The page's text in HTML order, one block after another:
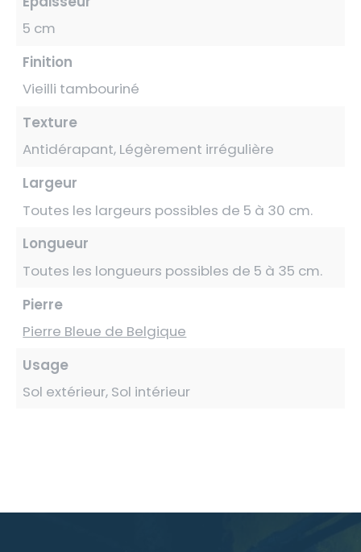
5 cm
Finition
Vieilli tambouriné
Texture
Antidérapant, Légèrement irrégulière
Largeur
Toutes les largeurs possibles de 5 à 30 cm.
Longueur
Toutes les longueurs possibles de 5 à 35 cm.
Pierre
Pierre Bleue de Belgique
Usage
Sol extérieur, Sol intérieur